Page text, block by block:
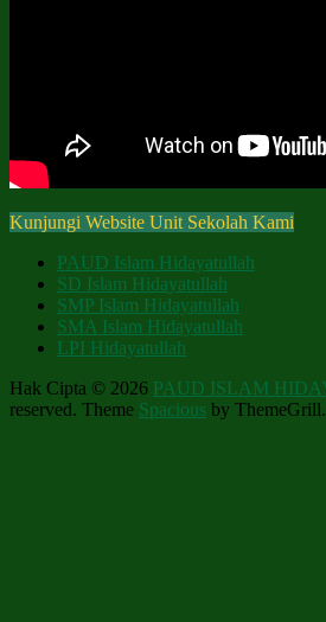
Kunjungi Website Unit Sekolah Kami
PAUD Islam Hidayatullah
SD Islam Hidayatullah
SMP Islam Hidayatullah
SMA Islam Hidayatullah
LPI Hidayatullah
Hak Cipta © 2026 PAUD ISLAM
reserved. Theme Spacious by